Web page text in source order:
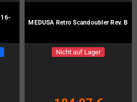
MEDUSA Retro Scandoubler Rev. B
Nicht auf Lager